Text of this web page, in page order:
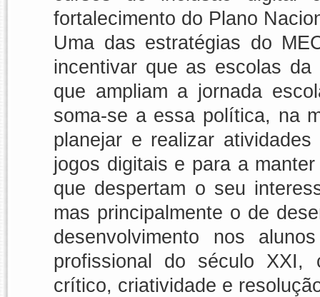
fortalecimento do Plano
Uma das estratégias do
incentivar que as escolas da
que ampliam a jornada
soma-se a essa política, na
planejar e realizar
jogos digitais e para a
que despertam o seu
mas principalmente o de
desenvolvimento nos
profissional do século XXI,
crítico, criatividade e